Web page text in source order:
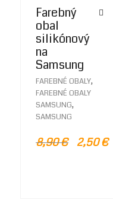
Farebný
obal
silikónový
na
Samsung
FAREBNÉ OBALY,
FAREBNÉ OBALY
SAMSUNG,
SAMSUNG
8,90€ 2,50€